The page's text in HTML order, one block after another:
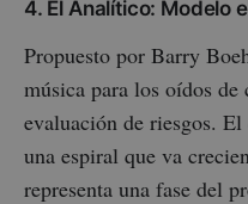
4. El Analítico: Modelo
Propuesto por Barry
música para los oídos
evaluación de riesgos.
una espiral que va
representa una fase del